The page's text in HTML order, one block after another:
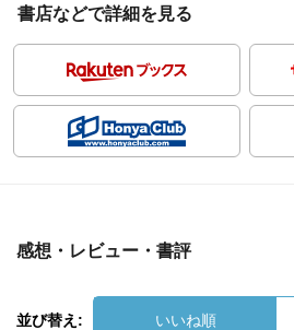
書店などで詳細を見る
感想・レビュー・書評
並び替え: いいね順